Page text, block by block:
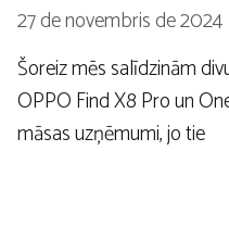
27 de novembris de 2024
Šoreiz mēs salīdzinām
OPPO Find X8 Pro un
māsas uzņēmumi, jo tie